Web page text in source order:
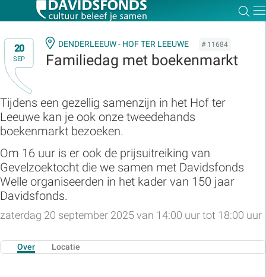
20
SEP
DENDERLEEUW - HOF TER LEEUWE # 11684
Familiedag met boekenmarkt
Tijdens een gezellig samenzijn in het Hof ter
Leeuwe kan je ook onze tweedehands
boekenmarkt bezoeken.
Om 16 uur is er ook de prijsuitreiking van
Gevelzoektocht die we samen met Davidsfonds
Welle organiseerden in het kader van 150 jaar
Davidsfonds.
zaterdag 20 september 2025 van 14:00 uur tot 18:00 uur
Over Locatie
Zoek:
Zoeken